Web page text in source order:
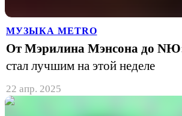
МУЗЫКА METRO
От Мэрилина Мэнсона до
стал лучшим на этой неделе
22 апр. 2025